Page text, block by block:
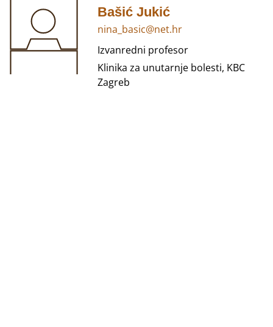
Bašić Jukić
nina_basic@net.hr
Izvanredni profesor
Klinika za unutarnje bolesti, KBC
Zagreb